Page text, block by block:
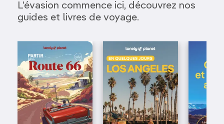
L’évasion commence ici, découvrez nos
guides et livres de voyage.